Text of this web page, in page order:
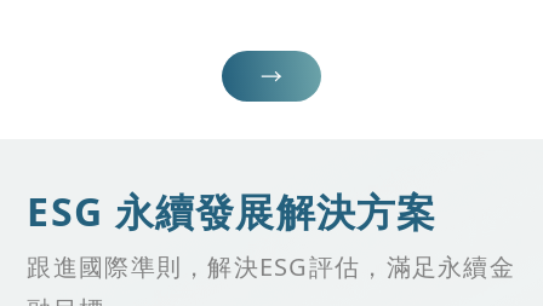
ESG 永續發展解決方案
跟進國際準則，解決ESG評估，滿足永續金